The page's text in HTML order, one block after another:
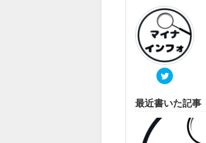
最近書いた記事